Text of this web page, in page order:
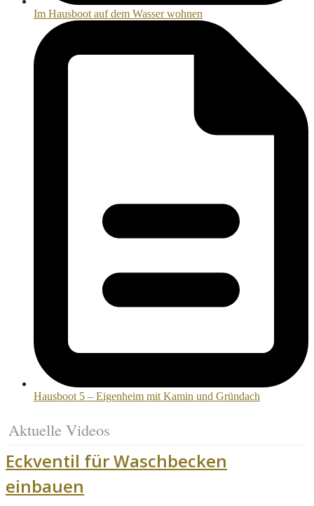
Im Hausboot auf dem Wasser wohnen
Hausboot 5 – Eigenheim mit Kamin und Gründach
Aktuelle Videos
Eckventil für Waschbecken
einbauen